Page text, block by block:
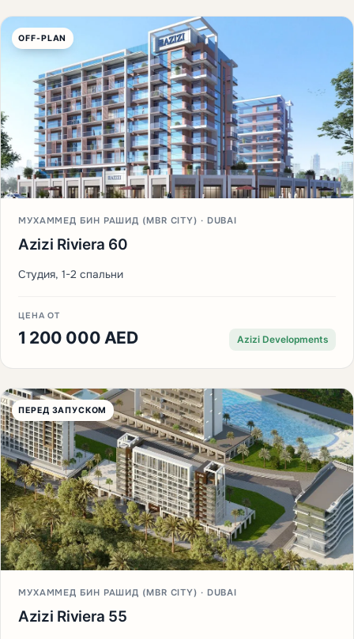
OFF-PLAN
МУХАММЕД БИН РАШИД (MBR CITY) · DUBAI
Azizi Riviera 60
Студия, 1-2 спальни
ЦЕНА ОТ
1 200 000 AED Azizi Developments
ПЕРЕД ЗАПУСКОМ
МУХАММЕД БИН РАШИД (MBR CITY) · DUBAI
Azizi Riviera 55